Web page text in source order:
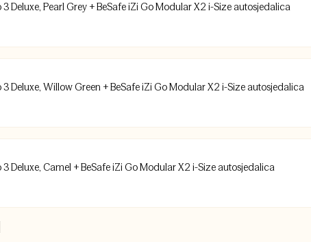
Deluxe, Pearl Grey + BeSafe iZi Go Modular X2 i-Size autosjedalica
3 Deluxe, Willow Green + BeSafe iZi Go Modular X2 i-Size autosjedalica
Deluxe, Camel + BeSafe iZi Go Modular X2 i-Size autosjedalica